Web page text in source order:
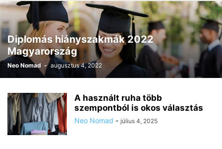
Diplomás hiányszakmák 2022
Magyarország
Neo Nomad - augusztus 4, 2022
A használt ruha több
szempontból is okos választás
Neo Nomad - július 4, 2025